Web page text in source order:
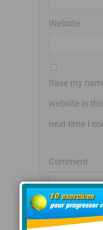
Website
Save my
website in
next time I
Comment
Notifiez-